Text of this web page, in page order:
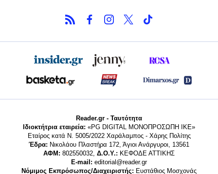
Reader.gr - Ταυτότητα
Ιδιοκτήτρια εταιρεία: «PG DIGITAL MONΟΠΡΟΣΩΠΗ ΙΚΕ»
Εταίρος κατά Ν. 5005/2022 Χαράλαμπος - Χάρης Πολίτης
Έδρα: Νικολάου Πλαστήρα 172, Άγιοι Ανάργυροι, 13561
ΑΦΜ: 802550032, Δ.Ο.Υ.: ΚΕΦΟΔΕ ΑΤΤΙΚΗΣ
E-mail: editorial@reader.gr
Νόμιμος Εκπρόσωπος/Διαχειριστής: Ευστάθιος Μοσχονάς